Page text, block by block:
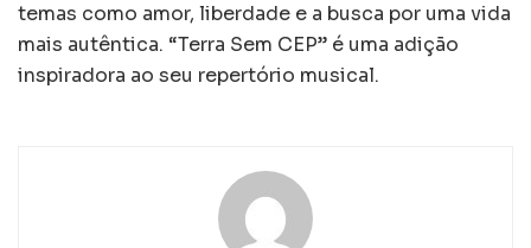
temas como amor, liberdade e a busca por uma vida
mais autêntica. “Terra Sem CEP” é uma adição
inspiradora ao seu repertório musical.